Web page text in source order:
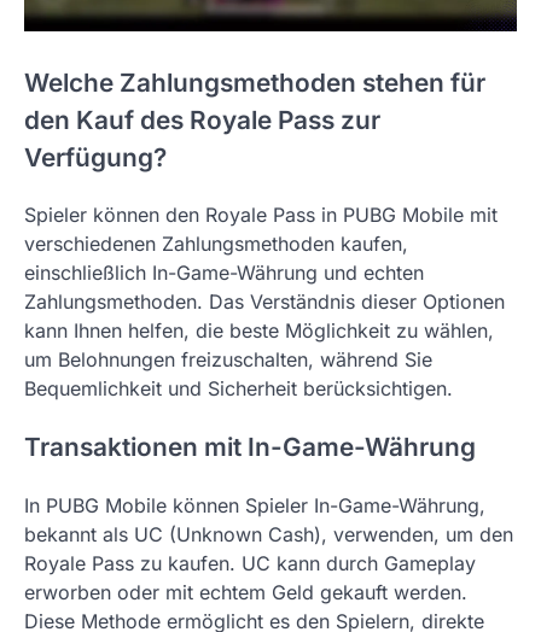
Welche Zahlungsmethoden stehen für
den Kauf des Royale Pass zur
Verfügung?
Spieler können den Royale Pass in PUBG Mobile mit
verschiedenen Zahlungsmethoden kaufen,
einschließlich In-Game-Währung und echten
Zahlungsmethoden. Das Verständnis dieser Optionen
kann Ihnen helfen, die beste Möglichkeit zu wählen,
um Belohnungen freizuschalten, während Sie
Bequemlichkeit und Sicherheit berücksichtigen.
Transaktionen mit In-Game-Währung
In PUBG Mobile können Spieler In-Game-Währung,
bekannt als UC (Unknown Cash), verwenden, um den
Royale Pass zu kaufen. UC kann durch Gameplay
erworben oder mit echtem Geld gekauft werden.
Diese Methode ermöglicht es den Spielern, direkte